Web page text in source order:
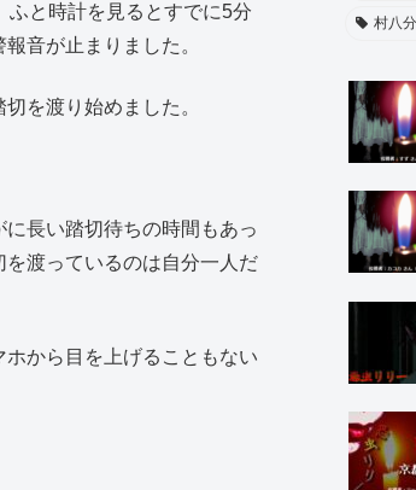
ふと時計を見るとすでに5分
音が止まりました。
を渡り始めました。
長い踏切待ちの時間もあっ
渡っているのは自分一人だ
から目を上げることもない
村八分